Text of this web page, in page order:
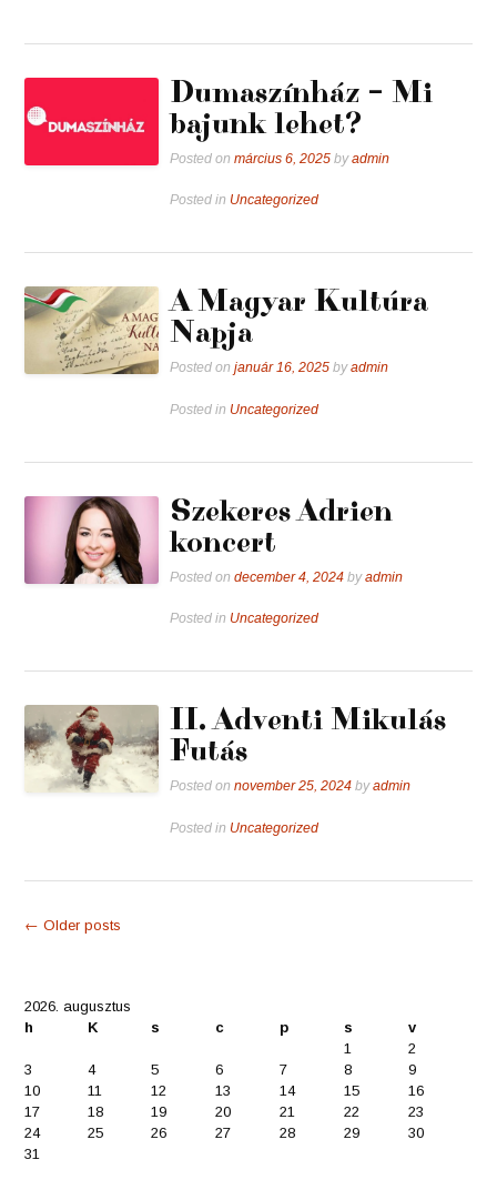
Dumaszínház – Mi
bajunk lehet?
Posted onmárcius 6, 2025 byadmin
Posted in Uncategorized
A Magyar Kultúra
Napja
Posted onjanuár 16, 2025 byadmin
Posted in Uncategorized
Szekeres Adrien
koncert
Posted ondecember 4, 2024 byadmin
Posted in Uncategorized
II. Adventi Mikulás
Futás
Posted onnovember 25, 2024 byadmin
Posted in Uncategorized
Posts
← Older posts
2026. augusztus
h
K s c p s
v
1
2
3
4 5 6 7 8
9
10
11 12 13 14 15
16
17
18 19 20 21 22
23
24
25 26 27 28 29
30
31